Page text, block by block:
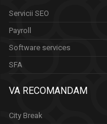
Servicii SEO
Payroll
Software services
SFA
VA RECOMANDAM
City Break